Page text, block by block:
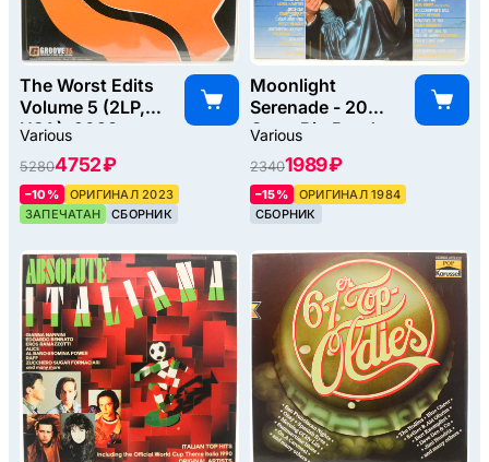
The Worst Edits
Volume 5 (2LP,
USA), 2023
Various
52804752 ₽
–10%
ОРИГИНАЛ 2023
ЗАПЕЧАТАН
СБОРНИК
Moonlight
Serenade - 20
Great Big Band
Various
23401989 ₽
–15%
ОРИГИНАЛ 1984
СБОРНИК